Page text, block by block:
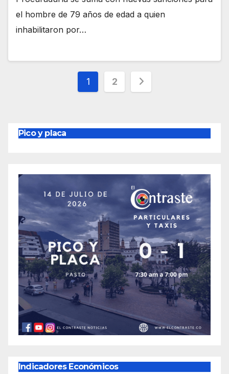
el hombre de 79 años de edad a quien
inhabilitaron por…
Paginación
entradas
1 2
Pico y placa
Indicadores Económicos